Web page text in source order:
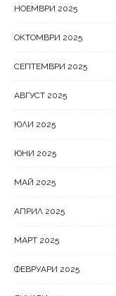
НОЕМВРИ 2025
ОКТОМВРИ 2025
СЕПТЕМВРИ 2025
АВГУСТ 2025
ЮЛИ 2025
ЮНИ 2025
МАЙ 2025
АПРИЛ 2025
МАРТ 2025
ФЕВРУАРИ 2025